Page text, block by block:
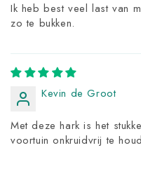
Ik heb best veel last van
zo te bukken.
Kevin de Groot
Met deze hark is het
voortuin onkruidvrij te